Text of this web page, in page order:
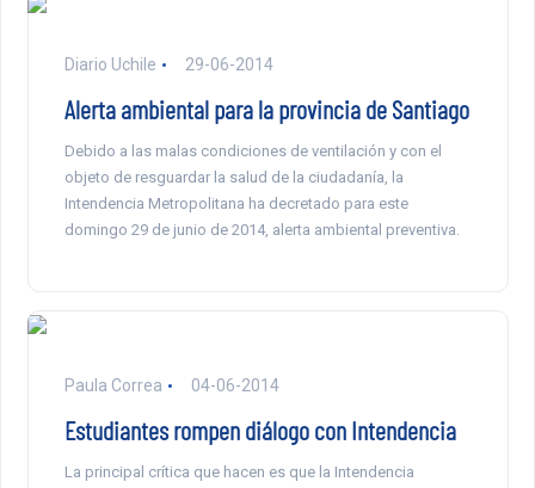
Diario Uchile 29-06-2014
Alerta ambiental para la provincia de Santiago
Debido a las malas condiciones de ventilación y con el
objeto de resguardar la salud de la ciudadanía, la
Intendencia Metropolitana ha decretado para este
domingo 29 de junio de 2014, alerta ambiental preventiva.
Paula Correa 04-06-2014
Estudiantes rompen diálogo con Intendencia
La principal crítica que hacen es que la Intendencia